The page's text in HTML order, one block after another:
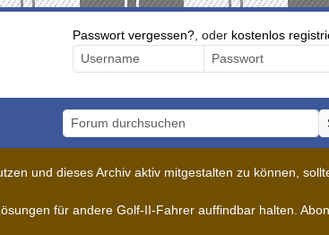
Passwort vergessen? , oder kostenlos
Forum durchsuchen
und dieses Archiv aktiv mitgestalten zu können,
für andere Golf-II-Fahrer auffindbar halten.